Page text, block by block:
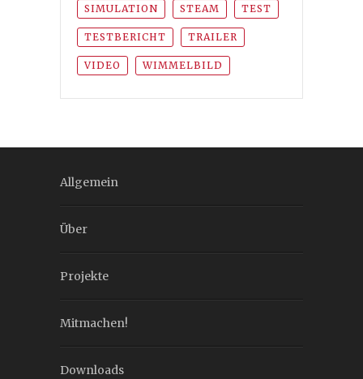
SIMULATION STEAM TEST
TESTBERICHT TRAILER
VIDEO WIMMELBILD
Allgemein
Über
Projekte
Mitmachen!
Downloads